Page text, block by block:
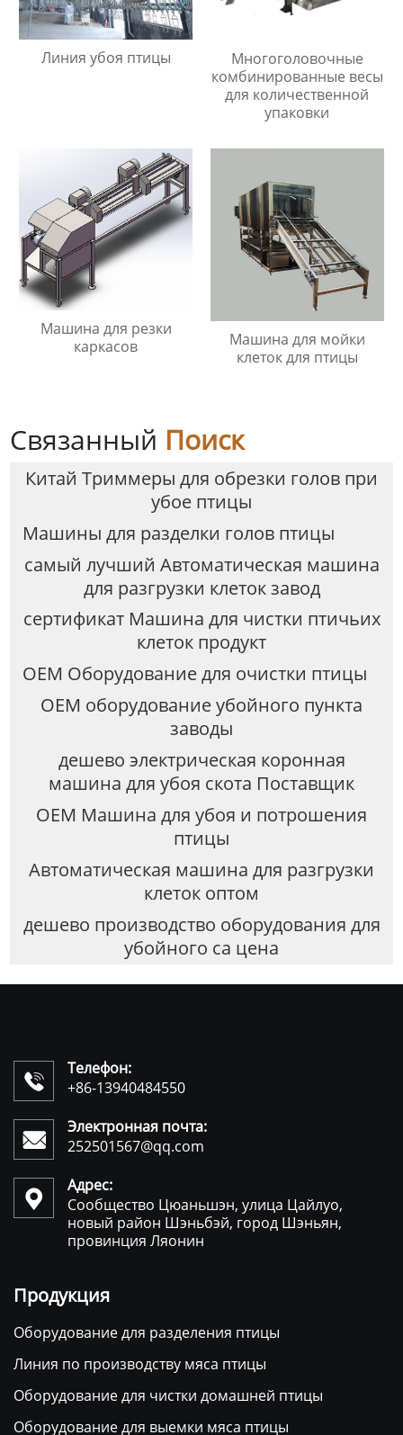
Линия убоя птицы
Многоголовочные
комбинированные весы
для количественной
упаковки
Машина для резки
каркасов
Машина для мойки
клеток для птицы
Связанный Поиск
Китай Триммеры для обрезки голов при
убое птицы
Машины для разделки голов птицы
самый лучший Автоматическая машина
для разгрузки клеток завод
сертификат Машина для чистки птичьих
клеток продукт
OEM Оборудование для очистки птицы
OEM оборудование убойного пункта
заводы
дешево электрическая коронная
машина для убоя скота Поставщик
OEM Машина для убоя и потрошения
птицы
Автоматическая машина для разгрузки
клеток оптом
дешево производство оборудования для
убойного са цена

Телефон:
+86-13940484550

Электронная почта:
252501567@qq.com

Адрес:
Сообщество Цюаньшэн, улица Цайлуо,
новый район Шэньбэй, город Шэньян,
провинция Ляонин
Продукция
Оборудование для разделения птицы
Линия по производству мяса птицы
Оборудование для чистки домашней птицы
Оборудование для выемки мяса птицы